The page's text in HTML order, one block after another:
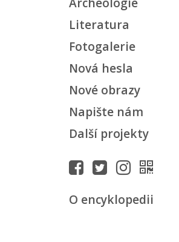
Literatura
Fotogalerie
Nová hesla
Nové obrazy
Napište nám
Další projekty
O encyklopedii